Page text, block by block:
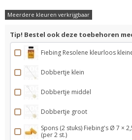
Meerdere kleuren verkrijgbaar
Tip! Bestel ook deze toebehoren
Fiebing Resolene kleurloos
Dobbertje klein
Dobbertje middel
Dobbertje groot
Spons (2 stuks) Fiebing's Ø 7 ×
(per 2 st.)